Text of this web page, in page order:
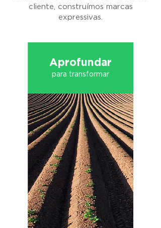
cliente, construímos marcas
expressivas.
Aprofundar
para transformar